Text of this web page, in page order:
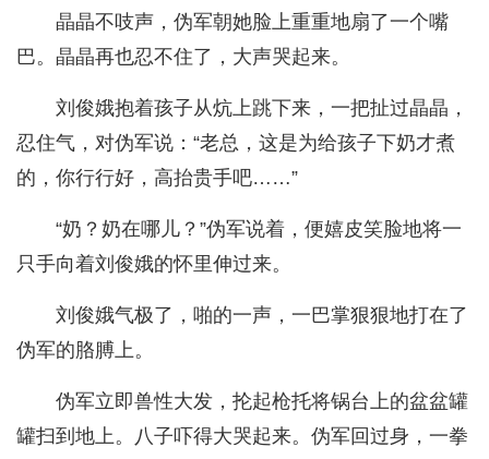
晶晶不吱声，伪军朝她脸上重重地扇了一个嘴
巴。晶晶再也忍不住了，大声哭起来。
刘俊娥抱着孩子从炕上跳下来，一把扯过晶晶，
忍住气，对伪军说：“老总，这是为给孩子下奶才煮
的，你行行好，高抬贵手吧……”
“奶？奶在哪儿？”伪军说着，便嬉皮笑脸地将一
只手向着刘俊娥的怀里伸过来。
刘俊娥气极了，啪的一声，一巴掌狠狠地打在了
伪军的胳膊上。
伪军立即兽性大发，抡起枪托将锅台上的盆盆罐
罐扫到地上。八子吓得大哭起来。伪军回过身，一拳